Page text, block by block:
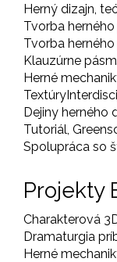
Herný dizajn,
Tvorba
Tvorba
Klauzúrne
Herné
Textúry
Dejiny herného
Tutoriál,
Spolupráca so
Projekty
Charakterová
Dramaturgia
Herné